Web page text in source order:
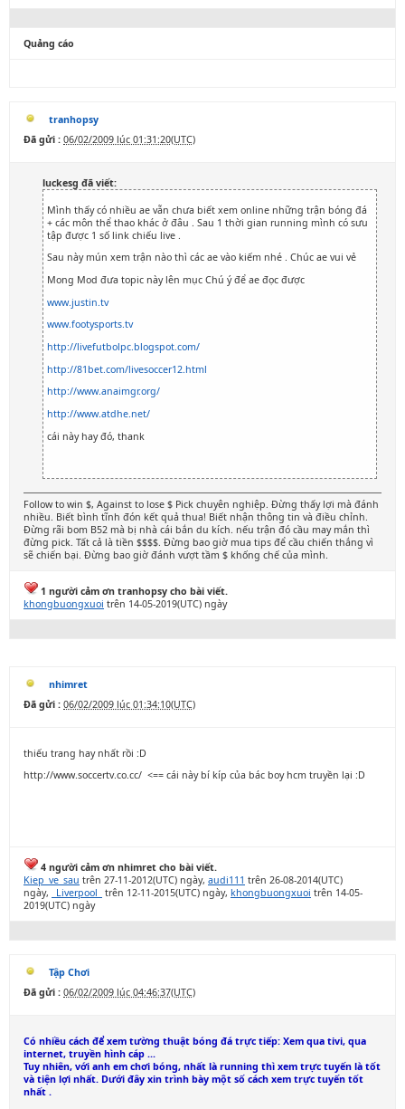
Quảng cáo
tranhopsy
Đã gửi : 06/02/2009 lúc 01:31:20(UTC)
luckesg đã viết:
Mình thấy có nhiều ae vẫn chưa biết xem online những trận bóng đá
+ các môn thể thao khác ở đâu . Sau 1 thời gian running mình có sưu
tập được 1 số link chiếu live .
Sau này mún xem trận nào thì các ae vào kiếm nhé . Chúc ae vui vẻ
Mong Mod đưa topic này lên mục Chú ý để ae đọc được
www.justin.tv
www.footysports.tv
http://livefutbolpc.blogspot.com/
http://81bet.com/livesoccer12.html
http://www.anaimgr.org/
http://www.atdhe.net/
cái này hay đó, thank
Follow to win $, Against to lose $ Pick chuyên nghiệp. Đừng thấy lợi mà đánh
nhiều. Biết bình tĩnh đón kết quả thua! Biết nhận thông tin và điều chỉnh.
Đừng rãi bom B52 mà bị nhà cái bắn du kích. nếu trận đó cầu may mắn thì
đừng pick. Tất cả là tiền $$$$. Đừng bao giờ mua tips để cầu chiến thắng vì
sẽ chiến bại. Đừng bao giờ đánh vượt tầm $ khống chế của mình.
1 người cảm ơn tranhopsy cho bài viết.
khongbuongxuoi trên 14-05-2019(UTC) ngày
nhimret
Đã gửi : 06/02/2009 lúc 01:34:10(UTC)
thiếu trang hay nhất rồi :D
http://www.soccertv.co.cc/ <== cái này bí kíp của bác boy hcm truyền lại :D
4 người cảm ơn nhimret cho bài viết.
Kiep_ve_sau trên 27-11-2012(UTC) ngày, audi111 trên 26-08-2014(UTC)
ngày,
_Liverpool_ trên 12-11-2015(UTC) ngày, khongbuongxuoi trên 14-05-
2019(UTC) ngày
Tập Chơi
Đã gửi : 06/02/2009 lúc 04:46:37(UTC)
Có nhiều cách để xem tường thuật bóng đá trực tiếp: Xem qua tivi, qua
internet, truyền hình cáp ...
Tuy nhiên, với anh em chơi bóng, nhất là running thì xem trực tuyến là tốt
và tiện lợi nhất. Dưới đây xin trình bày một số cách xem trực tuyến tốt
nhất .